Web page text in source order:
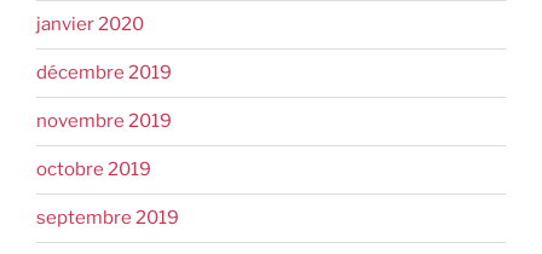
janvier 2020
décembre 2019
novembre 2019
octobre 2019
septembre 2019